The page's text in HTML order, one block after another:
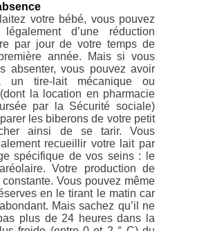
votre bébé, vous pouvez
légalement d’une réduction
par jour de votre temps de
année. Mais si vous
absenter, vous pouvez avoir
un tire-lait mécanique ou
la location en pharmacie
par la Sécurité sociale)
les biberons de votre petit
ainsi de se tarir. Vous
recueillir votre lait par
spécifique de vos seins : le
Votre production de
constante. Vous pouvez même
en le tirant le matin car
Mais sachez qu’il ne
plus de 24 heures dans la